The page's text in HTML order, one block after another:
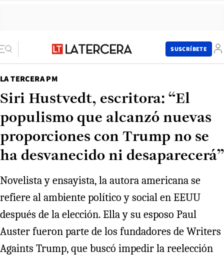
SUSCRÍBETE
LA TERCERA PM
Siri Hustvedt, escritora: “El
populismo que alcanzó nuevas
proporciones con Trump no se
ha desvanecido ni desaparecerá”
Novelista y ensayista, la autora americana se
refiere al ambiente político y social en EEUU
después de la elección. Ella y su esposo Paul
Auster fueron parte de los fundadores de Writers
Againts Trump, que buscó impedir la reelección